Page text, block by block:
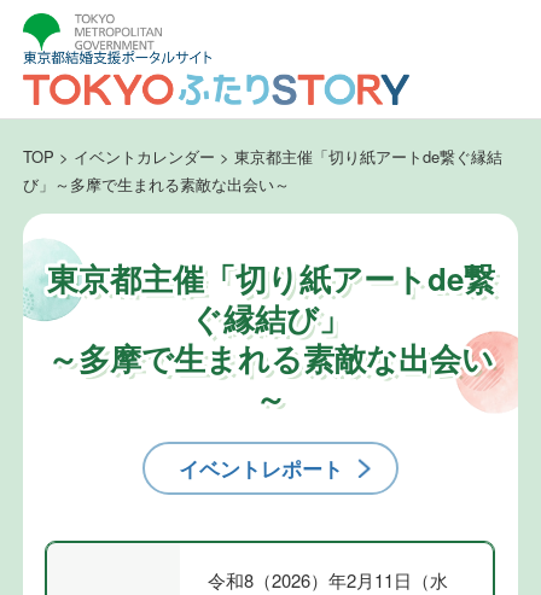
TOP > イベントカレンダー > 東京都主催「切り紙アートde繋ぐ縁結
び」～多摩で生まれる素敵な出会い～
東京都主催「切り紙アートde繋
ぐ縁結び」
～多摩で生まれる素敵な出会い
～
イベントレポート
令和8（2026）年2月11日（水